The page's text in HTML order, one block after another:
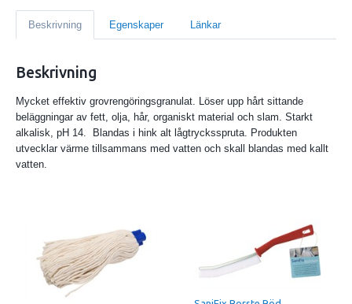
Beskrivning Egenskaper Länkar
Beskrivning
Mycket effektiv grovrengöringsgranulat. Löser upp hårt sittande
beläggningar av fett, olja, hår, organiskt material och slam. Starkt
alkalisk, pH 14. Blandas i hink alt lågtrycksspruta. Produkten
utvecklar värme tillsammans med vatten och skall blandas med kallt
vatten.